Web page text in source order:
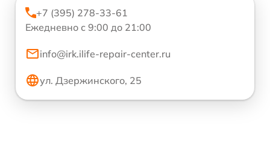
+7 (395) 278-33-61
Ежедневно с 9:00 до 21:00
info@irk.ilife-repair-center.ru
ул. Дзержинского, 25